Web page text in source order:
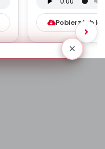
mp3)
Pobierz lub